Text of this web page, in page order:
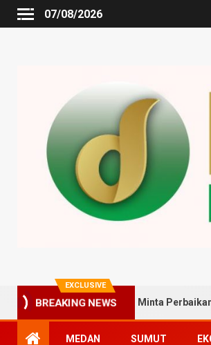
07/08/2026
EXCLUSIVE
BREAKING NEWS
Johor Minta Perbaikan Infrastruktur dan
MEDAN SUMUT